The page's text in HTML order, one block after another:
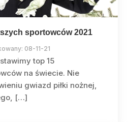
sportowców 2021
08-11-21
top 15
na świecie. Nie
gwiazd piłki nożnej,
[…]